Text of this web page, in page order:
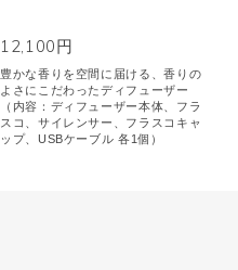
12,100円
豊かな香りを空間に届ける、香りの
よさにこだわったディフューザー
（内容：ディフューザー本体、フラ
スコ、サイレンサー、フラスコキャ
ップ、USBケーブル 各1個）